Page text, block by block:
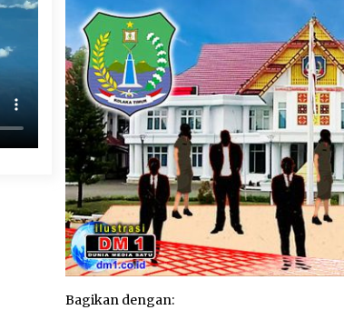
Bagikan dengan: